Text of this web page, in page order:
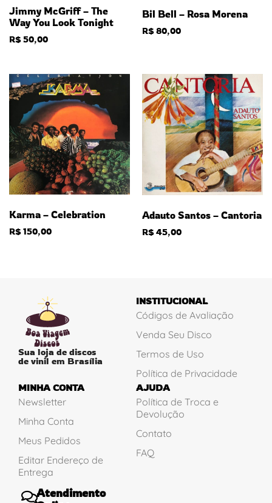
Jimmy McGriff – The
Way You Look Tonight
R$50,00
Bil Bell – Rosa Morena
R$80,00
Karma – Celebration
R$150,00
Adauto Santos – Cantoria
R$45,00
Sua loja de discos
de vinil em Brasília
INSTITUCIONAL
Códigos de Avaliação
Venda Seu Disco
Termos de Uso
Política de Privacidade
MINHA CONTA
Newsletter
Minha Conta
Meus Pedidos
Editar Endereço de
Entrega
AJUDA
Política de Troca e
Devolução
Contato
FAQ
Atendimento